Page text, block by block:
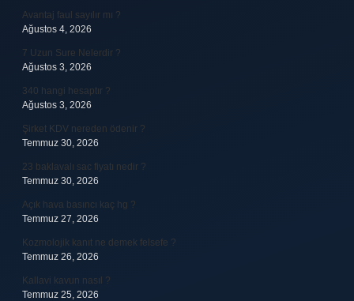
Avantaj faul sayılır mı ?
Ağustos 4, 2026
7 Uzun Sure Nelerdir ?
Ağustos 3, 2026
340 hangi hesaptır ?
Ağustos 3, 2026
Şirket KDV nereden ödenir ?
Temmuz 30, 2026
23 baklavalı sac fiyatı nedir ?
Temmuz 30, 2026
Açık hava basıncı kaç hg ?
Temmuz 27, 2026
Kozmolojik kanıt ne demek felsefe ?
Temmuz 26, 2026
Kallavi kavun nasıl ?
Temmuz 25, 2026